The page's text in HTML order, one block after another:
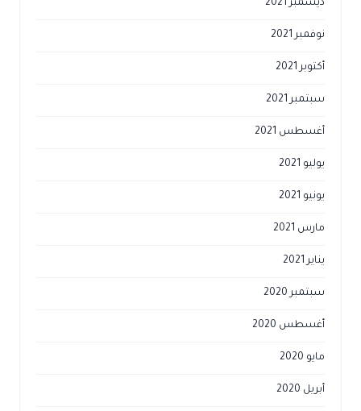
ديسمبر 2021
نوفمبر 2021
أكتوبر 2021
سبتمبر 2021
أغسطس 2021
يوليو 2021
يونيو 2021
مارس 2021
يناير 2021
سبتمبر 2020
أغسطس 2020
مايو 2020
أبريل 2020